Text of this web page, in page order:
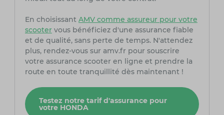
En choisissant AMV comme assureur pour votre
scootervous bénéficiez d'une assurance fiable
et de qualité, sans perte de temps. N'attendez
plus, rendez-vous sur amv.fr pour souscrire
votre assurance scooter en ligne et prendre la
route en toute tranquillité dès maintenant !
Testez notre tarif d'assurance pour
votre HONDA